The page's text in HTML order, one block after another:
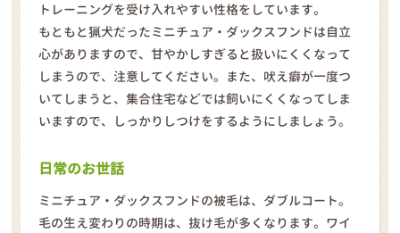
トレーニングを受け入れやすい性格をしています。
もともと猟犬だったミニチュア・ダックスフンドは自立
心がありますので、甘やかしすぎると扱いにくくなって
しまうので、注意してください。また、吠え癖が一度つ
いてしまうと、集合住宅などでは飼いにくくなってしま
いますので、しっかりしつけをするようにしましょう。
日常のお世話
ミニチュア・ダックスフンドの被毛は、ダブルコート。
毛の生え変わりの時期は、抜け毛が多くなります。ワイ